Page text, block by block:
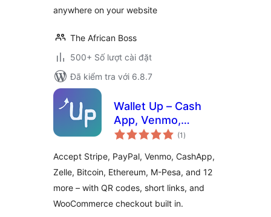
anywhere on your website
The African Boss
500+ Số lượt cài đặt
Đã kiểm tra với 6.8.7
Wallet Up – Cash
App, Venmo,
PayPal, Zelle & QR
(1 tổng
đánh
)
Accept Stripe, PayPal, Venmo, CashApp,
Zelle, Bitcoin, Ethereum, M-Pesa, and 12
more – with QR codes, short links, and
WooCommerce checkout built in.